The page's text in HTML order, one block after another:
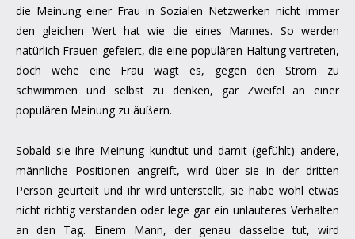
die Meinung einer Frau in Sozialen Netzwerken nicht immer
den gleichen Wert hat wie die eines Mannes. So werden
natürlich Frauen gefeiert, die eine populären Haltung vertreten,
doch wehe eine Frau wagt es, gegen den Strom zu
schwimmen und selbst zu denken, gar Zweifel an einer
populären Meinung zu äußern.
Sobald sie ihre Meinung kundtut und damit (gefühlt) andere,
männliche Positionen angreift, wird über sie in der dritten
Person geurteilt und ihr wird unterstellt, sie habe wohl etwas
nicht richtig verstanden oder lege gar ein unlauteres Verhalten
an den Tag. Einem Mann, der genau dasselbe tut, wird